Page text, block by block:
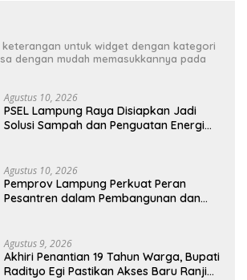
untuk widget dengan kategori
dengan mudah memasukkannya pada
Agustus 10, 2026
PSEL Lampung Raya Disiapkan Jadi
Solusi Sampah dan Penguatan Energi
Agustus 10, 2026
Pemprov Lampung Perkuat Peran
Pesantren dalam Pembangunan dan
Agustus 9, 2026
Akhiri Penantian 19 Tahun Warga, Bupati
Radityo Egi Pastikan Akses Baru Ranji